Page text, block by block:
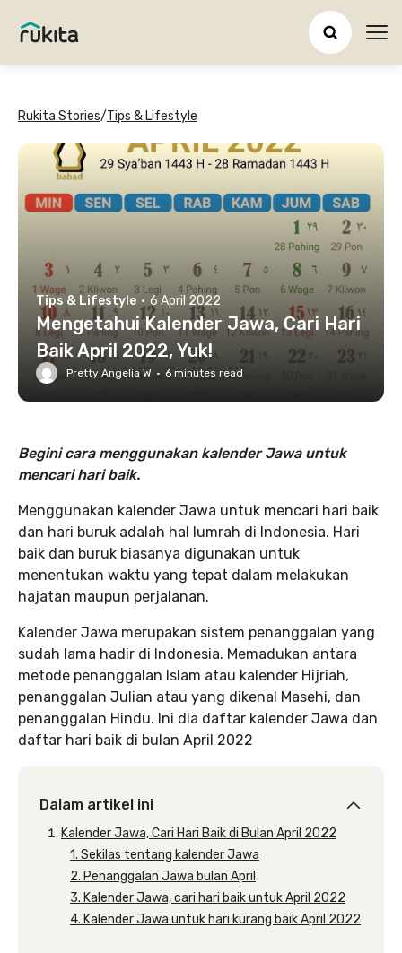
Rukita Stories/Tips & Lifestyle
Tips & Lifestyle · 6 April 2022
Mengetahui Kalender Jawa, Cari Hari
Baik April 2022, Yuk!
Pretty Angelia W · 6 minutes read
Begini cara menggunakan kalender Jawa untuk
mencari hari baik.
Menggunakan kalender Jawa untuk mencari hari baik
dan hari buruk adalah hal lumrah di Indonesia. Hari
baik dan buruk biasanya digunakan untuk
menentukan waktu yang tepat dalam melakukan
hajatan maupun perjalanan.
Kalender Jawa merupakan sistem penanggalan yang
sudah lama hadir di Indonesia. Memadukan antara
metode penanggalan Islam atau kalender Hijriah,
penanggalan Julian atau yang dikenal Masehi, dan
penanggalan Hindu. Ini dia daftar kalender Jawa dan
daftar hari baik di bulan April 2022
Dalam artikel ini
Kalender Jawa, Cari Hari Baik di Bulan April 2022
1. Sekilas tentang kalender Jawa
2. Penanggalan Jawa bulan April
3. Kalender Jawa, cari hari baik untuk April 2022
4. Kalender Jawa untuk hari kurang baik April 2022